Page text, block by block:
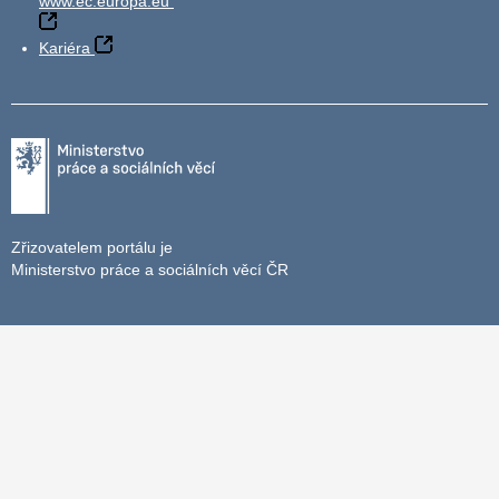
Kariéra
Zřizovatelem portálu je
Ministerstvo práce a sociálních věcí ČR